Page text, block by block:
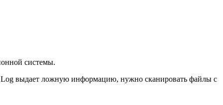
системы.
Log выдает ложную информацию, нужно сканировать файлы с